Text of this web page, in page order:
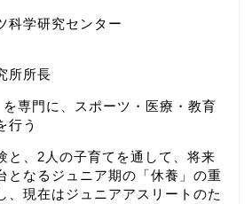
科学研究センター
所所長
を専門に、スポーツ・医療・教育
行う
と、2人の子育てを通して、将来
となるジュニア期の「休養」の重
、現在はジュニアアスリートのた